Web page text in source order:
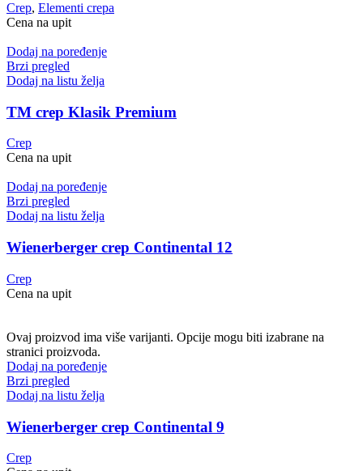
Crep, Elementi crepa
Cena na upit
Dodaj na poređenje
Brzi pregled
Dodaj na listu želja
TM crep Klasik Premium
Crep
Cena na upit
Dodaj na poređenje
Brzi pregled
Dodaj na listu želja
Wienerberger crep Continental 12
Crep
Cena na upit
Ovaj proizvod ima više varijanti. Opcije mogu biti izabrane na
stranici proizvoda.
Dodaj na poređenje
Brzi pregled
Dodaj na listu želja
Wienerberger crep Continental 9
Crep